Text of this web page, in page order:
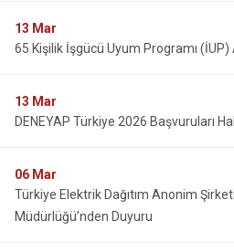
13 Mar
65 Kişilik İşgücü Uyum Programı (İUP)
13 Mar
DENEYAP Türkiye 2026 Başvuruları
06 Mar
Türkiye Elektrik Dağıtım Anonim
Müdürlüğü’nden Duyuru